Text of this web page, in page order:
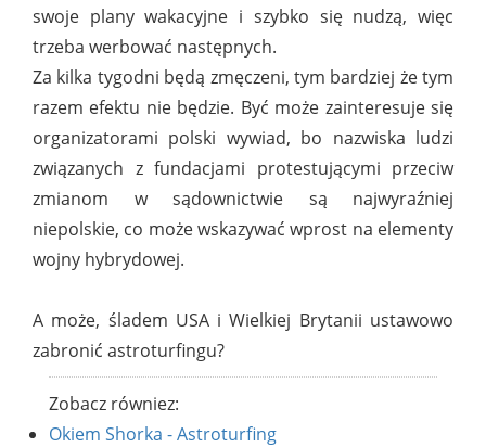
swoje plany wakacyjne i szybko się nudzą, więc
trzeba werbować następnych.
Za kilka tygodni będą zmęczeni, tym bardziej że tym
razem efektu nie będzie. Być może zainteresuje się
organizatorami polski wywiad, bo nazwiska ludzi
związanych z fundacjami protestującymi przeciw
zmianom w sądownictwie są najwyraźniej
niepolskie, co może wskazywać wprost na elementy
wojny hybrydowej.
A może, śladem USA i Wielkiej Brytanii ustawowo
zabronić astroturfingu?
Zobacz równiez:
Okiem Shorka - Astroturfing